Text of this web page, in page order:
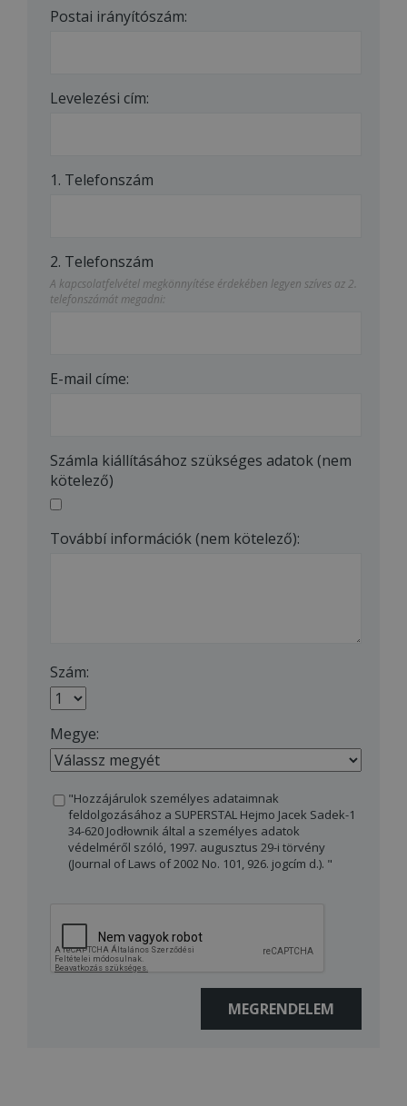
Postai irányítószám:
Levelezési cím:
1. Telefonszám
2. Telefonszám
A kapcsolatfelvétel megkönnyítése érdekében legyen szíves az 2.
telefonszámát megadni:
E-mail címe:
Számla kiállításához szükséges adatok (nem
kötelező)
Továbbí információk (nem kötelező):
Szám:
Megye:
"Hozzájárulok személyes adataimnak
feldolgozásához a SUPERSTAL Hejmo Jacek Sadek-1
34-620 Jodłownik által a személyes adatok
védelméről szóló, 1997. augusztus 29-i törvény
(Journal of Laws of 2002 No. 101, 926. jogcím d.). "